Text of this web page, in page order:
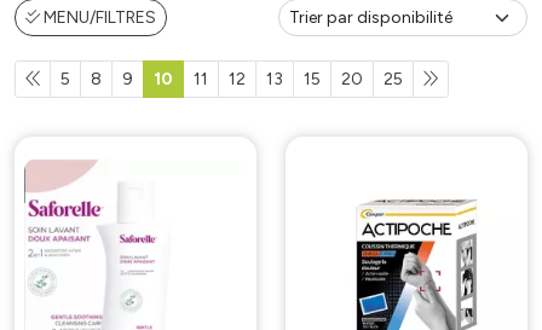
MENU/FILTRES
5 8 9 10 11 12 13 15 20 25